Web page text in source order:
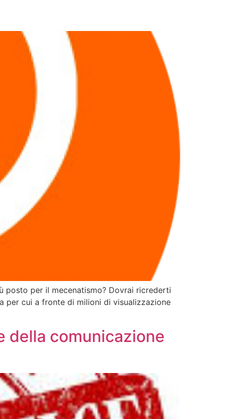
posto per il mecenatismo? Dovrai ricrederti
per cui a fronte di milioni di visualizzazione
della comunicazione